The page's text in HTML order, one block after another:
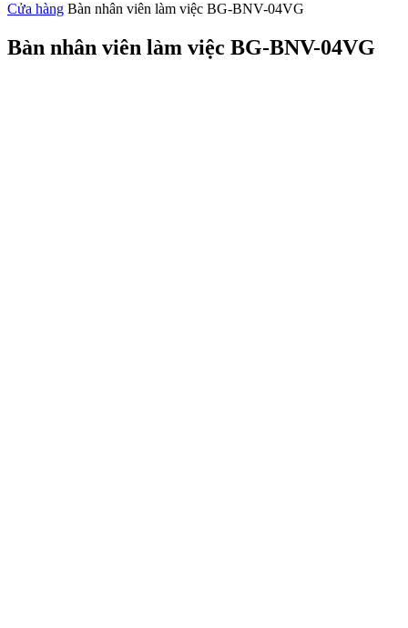
Cửa hàng Bàn nhân viên làm việc BG-BNV-04VG
Bàn nhân viên làm việc BG-BNV-04VG